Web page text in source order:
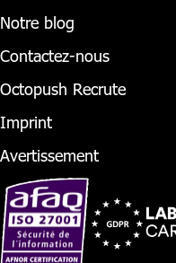
Notre blog
Contactez-nous
Octopush Recrute
Imprint
Avertissement